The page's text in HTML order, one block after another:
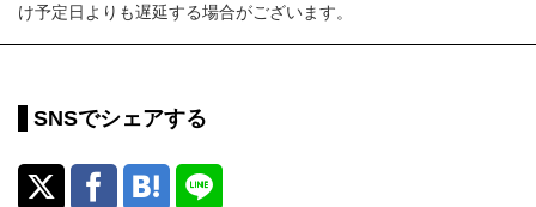
け予定日よりも遅延する場合がございます。
SNSでシェアする